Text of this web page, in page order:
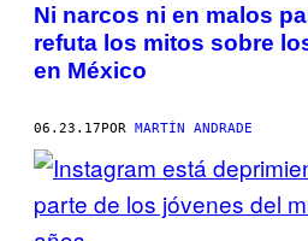
Ni narcos ni en malos
refuta los mitos sobre
en México
06.23.17POR MARTÍN ANDRADE